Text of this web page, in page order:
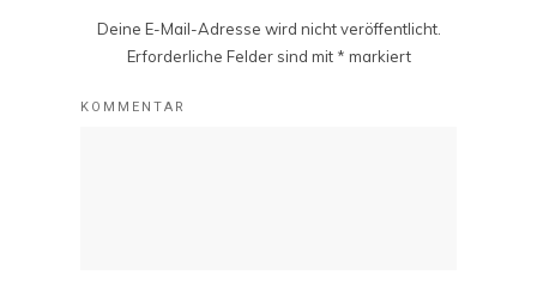
Deine E-Mail-Adresse wird nicht veröffentlicht.
Erforderliche Felder sind mit * markiert
KOMMENTAR